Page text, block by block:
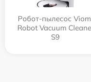
Робот-пылесос
Robot Vacuum
S9